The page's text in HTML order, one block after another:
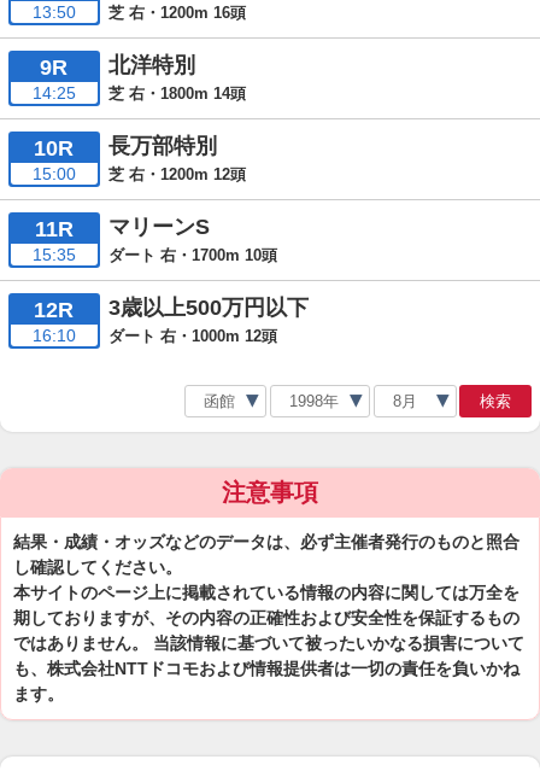
13:50 芝 右・1200m 16頭
9R
14:25
北洋特別
芝 右・1800m 14頭
10R
15:00
長万部特別
芝 右・1200m 12頭
11R
15:35
マリーンS
ダート 右・1700m 10頭
12R
16:10
3歳以上500万円以下
ダート 右・1000m 12頭
検索
注意事項
結果・成績・オッズなどのデータは、必ず主催者発行のものと照合
し確認してください。
本サイトのページ上に掲載されている情報の内容に関しては万全を
期しておりますが、その内容の正確性および安全性を保証するもの
ではありません。 当該情報に基づいて被ったいかなる損害について
も、株式会社NTTドコモおよび情報提供者は一切の責任を負いかね
ます。